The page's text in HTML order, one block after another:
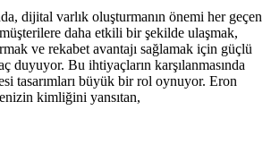
dijital varlık oluşturmanın önemi her geçen
daha etkili bir şekilde ulaşmak,
ve rekabet avantajı sağlamak için güçlü
duyuyor. Bu ihtiyaçların karşılanmasında
tasarımları büyük bir rol oynuyor. Eron
kimliğini yansıtan,